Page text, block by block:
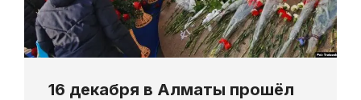
16 декабря в Алматы прошёл